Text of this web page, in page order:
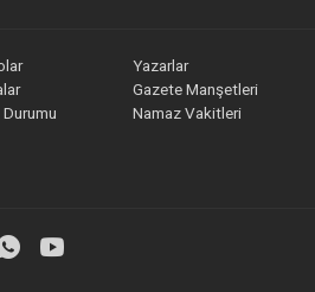
Yazarlar
Gazete Manşetleri
Namaz Vakitleri